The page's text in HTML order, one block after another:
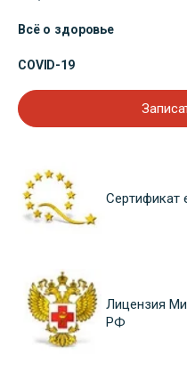
Всё о здоровье
COVID-19
Сертификат
Лицензия
РФ